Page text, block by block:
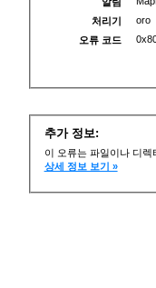
처리기
oro
오류 코드
추가 정보:
이 오류는 파일이나 디
상세 정보 보기 »